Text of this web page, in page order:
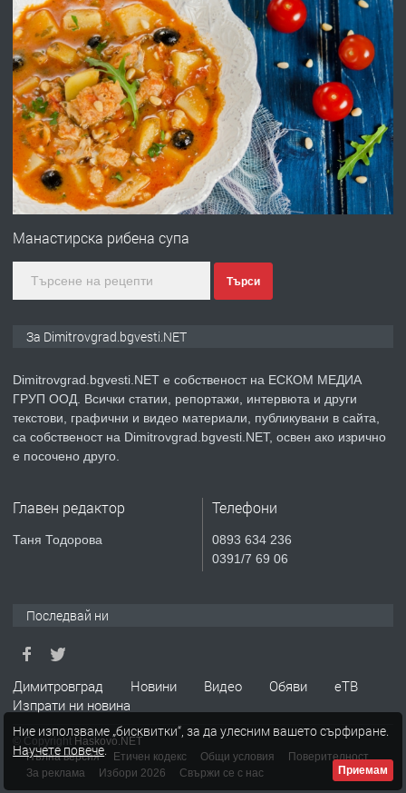
ПРЕДЛАГА
Отпушване на канали тоалетни
вертикални щрангове
преди 11 месеца
ПРЕДЛАГА Онлайн магазин за всички!
ПРЕДЛАГА Курс Помощник-възпитател
ПРЕДЛАГА Къща в Странско
ПРЕДЛАГА Професионални курсове
ПРЕДЛАГА Продавам японска ряпа Дайкон
Манастирска рибена супа
Търси
За Dimitrovgrad.bgvesti.NET
Dimitrovgrad.bgvesti.NET е собственост на ЕСКОМ МЕДИА
ГРУП ООД. Всички статии, репортажи, интервюта и други
текстови, графични и видео материали, публикувани в сайта,
са собственост на Dimitrovgrad.bgvesti.NET, освен ако изрично
е посочено друго.
Главен редактор
Таня Тодорова
Телефони
0893 634 236
0391/7 69 06
Последвай ни
Димитровград Новини Видео Обяви
еТВ
Изпрати ни новина
© Copyright Haskovo.NET
Пълна версия
Етичен кодекс Общи условия
Поверителност
За реклама
Избори 2026 Свържи се с нас
Ние използваме „бисквитки“, за да улесним вашето сърфиране.
Научете повече.
Приемам